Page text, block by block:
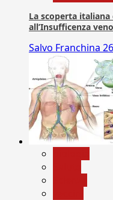
La scoperta
all’Insufficenza
Salvo Franchina